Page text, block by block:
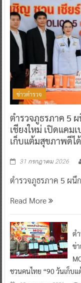
ข่าวตำรวจ
ตำรวจภูธรภาค 5
เชียงใหม่ เปิดแคม
เก็บแต้มสุขภาพดีไ
31 กรกฎาคม 2026
ตำรวจภูธรภาค 5 ผนึ
Read More
ต
ข่
ชวนคนไทย “90 วันเก็บ